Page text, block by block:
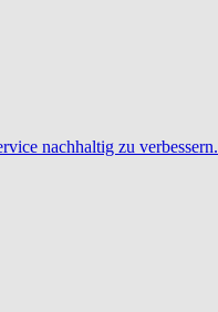
nachhaltig zu verbessern.